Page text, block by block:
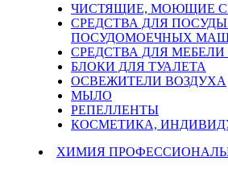
ЧИСТЯЩИЕ, МОЮЩИЕ
СРЕДСТВА ДЛЯ
ПОСУДОМОЕЧНЫХ
СРЕДСТВА ДЛЯ
БЛОКИ ДЛЯ ТУАЛЕТА
ОСВЕЖИТЕЛИ ВОЗДУХА
МЫЛО
РЕПЕЛЛЕНТЫ
КОСМЕТИКА,
ХИМИЯ